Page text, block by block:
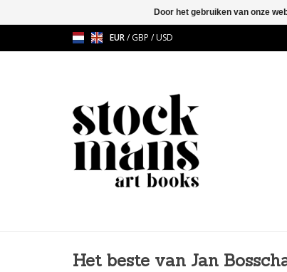
EUR/GBP /USD
Het beste van Jan
Door het gebruiken van onze